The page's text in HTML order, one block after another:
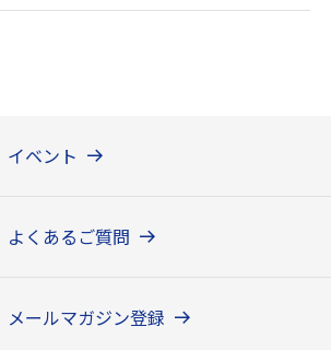
イベント
よくあるご質問
メールマガジン登録